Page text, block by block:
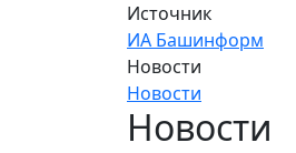
Источник
ИА Башинформ
Новости
Новости
Новости